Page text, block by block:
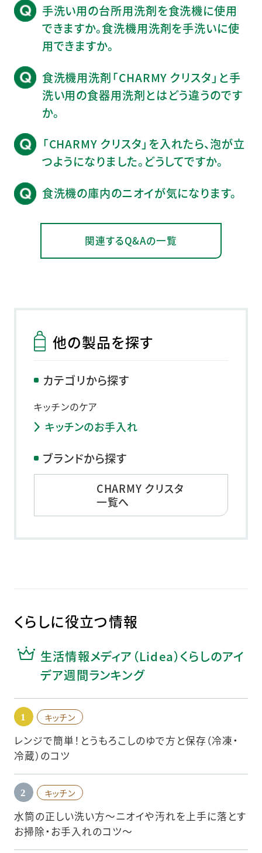
手洗い用の台所用洗剤を食洗機に使用
できますか。食洗機用洗剤を手洗いに使
用できますか。
食洗機用洗剤「CHARMY クリスタ」と手
洗い用の食器用洗剤とはどう違うのです
か。
「CHARMY クリスタ」を入れたら、泡が立
つようになりました。どうしてですか。
食洗機の庫内のニオイが気になります。
関連するQ&Aの一覧
他の製品を探す
カテゴリから探す
キッチンのケア
キッチンのお手入れ
ブランドから探す
CHARMY クリスタ
一覧へ
くらしに役立つ情報
生活情報メディア（Lidea）くらしのアイ
デア週間ランキング
キッチン
レンジで簡単！とうもろこしのゆで方と保存（冷凍・
冷蔵）のコツ
キッチン
水筒の正しい洗い方〜ニオイや汚れを上手に落とす
お掃除・お手入れのコツ〜